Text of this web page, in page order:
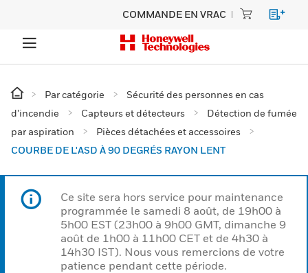
COMMANDE EN VRAC
Par catégorie
Sécurité des personnes en cas
d’incendie
Capteurs et détecteurs
Détection de fumée
par aspiration
Pièces détachées et accessoires
COURBE DE L'ASD À 90 DEGRÉS RAYON LENT
Ce site sera hors service pour maintenance
programmée le samedi 8 août, de 19h00 à
5h00 EST (23h00 à 9h00 GMT, dimanche 9
août de 1h00 à 11h00 CET et de 4h30 à
14h30 IST). Nous vous remercions de votre
patience pendant cette période.